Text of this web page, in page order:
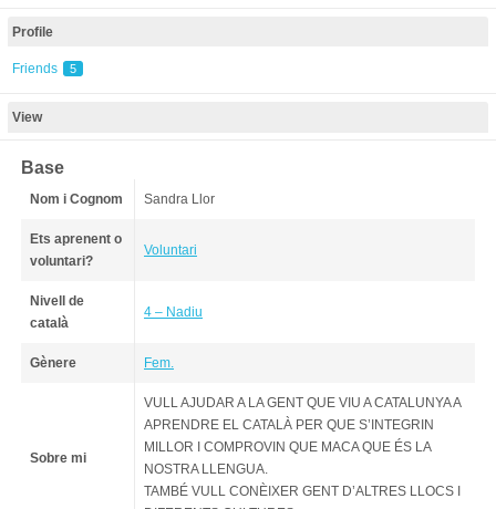
Profile
Friends 5
View
Base
Nom i Cognom Sandra Llor
Ets aprenent o
voluntari?
Voluntari
Nivell de
català
4 – Nadiu
Gènere Fem.
Sobre mi
VULL AJUDAR A LA GENT QUE VIU A CATALUNYA A
APRENDRE EL CATALÀ PER QUE S’INTEGRIN
MILLOR I COMPROVIN QUE MACA QUE ÉS LA
NOSTRA LLENGUA.
TAMBÉ VULL CONÈIXER GENT D’ALTRES LLOCS I